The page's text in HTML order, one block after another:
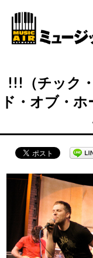
!!!（チック
ド・オブ・